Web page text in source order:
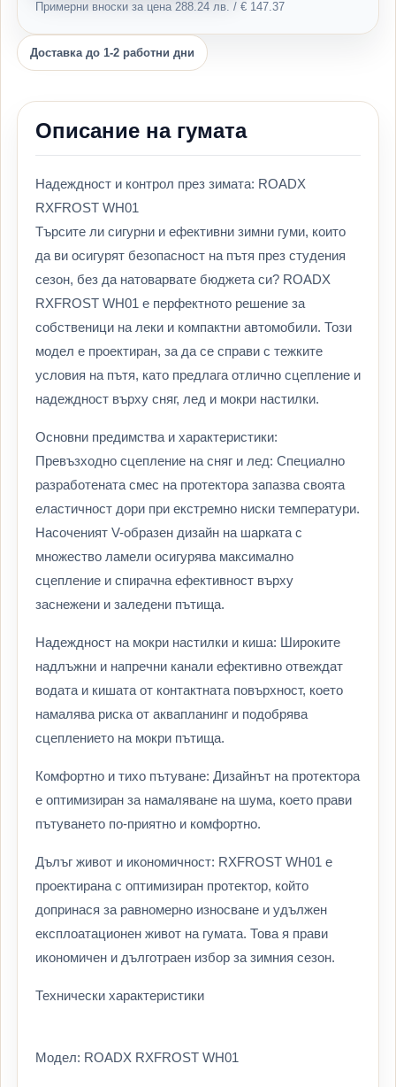
Примерни вноски за цена 288.24 лв. / € 147.37
Доставка до 1-2 работни дни
Описание на гумата
Надеждност и контрол през зимата: ROADX
RXFROST WH01
Търсите ли сигурни и ефективни зимни гуми, които
да ви осигурят безопасност на пътя през студения
сезон, без да натоварвате бюджета си? ROADX
RXFROST WH01 е перфектното решение за
собственици на леки и компактни автомобили. Този
модел е проектиран, за да се справи с тежките
условия на пътя, като предлага отлично сцепление и
надеждност върху сняг, лед и мокри настилки.
Основни предимства и характеристики:
Превъзходно сцепление на сняг и лед: Специално
разработената смес на протектора запазва своята
еластичност дори при екстремно ниски температури.
Насоченият V-образен дизайн на шарката с
множество ламели осигурява максимално
сцепление и спирачна ефективност върху
заснежени и заледени пътища.
Надеждност на мокри настилки и киша: Широките
надлъжни и напречни канали ефективно отвеждат
водата и кишата от контактната повърхност, което
намалява риска от аквапланинг и подобрява
сцеплението на мокри пътища.
Комфортно и тихо пътуване: Дизайнът на протектора
е оптимизиран за намаляване на шума, което прави
пътуването по-приятно и комфортно.
Дълъг живот и икономичност: RXFROST WH01 е
проектирана с оптимизиран протектор, който
допринася за равномерно износване и удължен
експлоатационен живот на гумата. Това я прави
икономичен и дълготраен избор за зимния сезон.
Технически характеристики
Модел: ROADX RXFROST WH01